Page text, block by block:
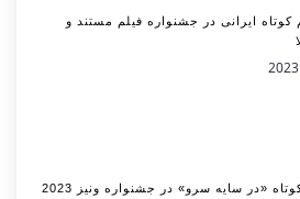
کوتاه ایرانی در جشنواره فیلم مستند و
«در سایه سرو» در جشنواره ونیز 2023